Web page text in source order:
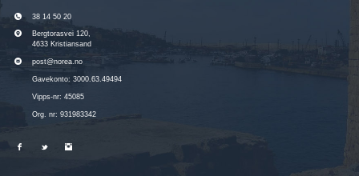
38 14 50 20
Bergtorasvei 120,
4633 Kristiansand
post@norea.no
Gavekonto: 3000.63.49494
Vipps-nr: 45085
Org. nr: 931983342